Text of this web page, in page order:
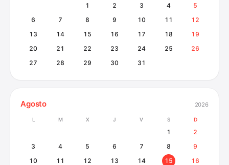
1 2 3 4
5
6
7 8 9 10 11
12
13
14 15 16 17 18
19
20
21 22 23 24 25
26
27
28 29 30 31
Agosto 2026
L M X J V S D
1
2
3
4 5 6 7 8
9
10
11 12 13 14 15
16